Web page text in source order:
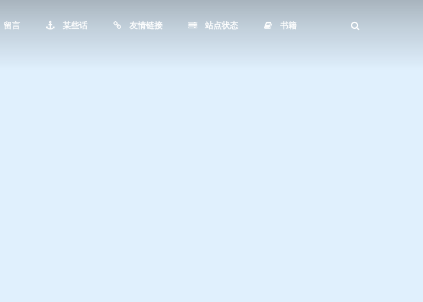
留言 某些话 友情链接 站点状态 书籍